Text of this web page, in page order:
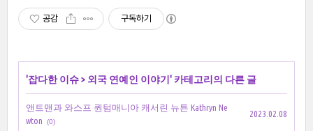
공감 구독하기
'잡다한 이슈> 외국 연예인 이야기 ' 카테고리의 다른 글
앤트맨과 와스프 퀀텀매니아 캐서린 뉴튼 Kathryn Ne
wton
(0)
2023.02.08